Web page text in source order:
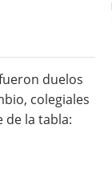
duelos
colegiales
de la tabla: